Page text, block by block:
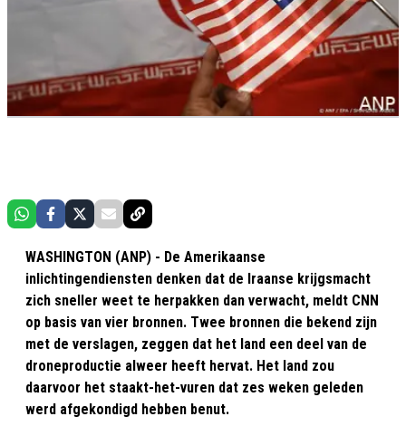
WASHINGTON (ANP) - De Amerikaanse
inlichtingendiensten denken dat de Iraanse krijgsmacht
zich sneller weet te herpakken dan verwacht, meldt CNN
op basis van vier bronnen. Twee bronnen die bekend zijn
met de verslagen, zeggen dat het land een deel van de
droneproductie alweer heeft hervat. Het land zou
daarvoor het staakt-het-vuren dat zes weken geleden
werd afgekondigd hebben benut.